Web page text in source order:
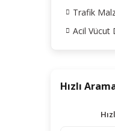
Trafik
Acil Vücut
Hızlı